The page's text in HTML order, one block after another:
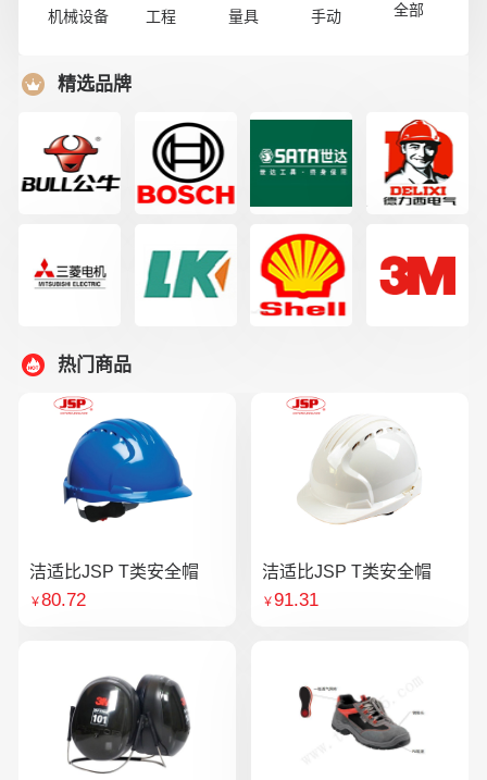
机械设备 工程 量具 手动 全部
精选品牌
热门商品
洁适比JSP T类安全帽
￥80.72
洁适比JSP T类安全帽
￥91.31